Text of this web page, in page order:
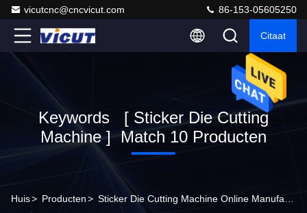
vicutcnc@cncvicut.com 86-153-05605250
Citaat
Keywords [ Sticker Die Cutting
Machine ] Match 10 Producten
Huis> Producten>